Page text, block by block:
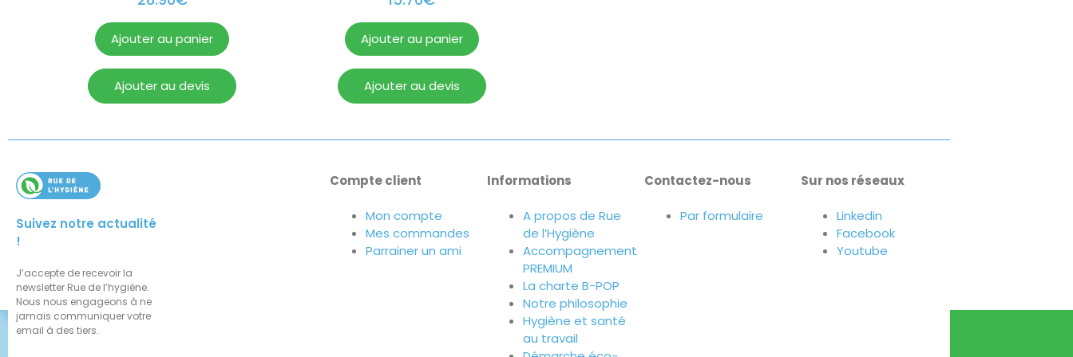
Ajouter au panier
Ajouter au devis
Ajouter au panier
Ajouter au devis
Suivez notre actualité
!
J’accepte de recevoir la
newsletter Rue de l’hygiène.
Nous nous engageons à ne
jamais communiquer votre
email à des tiers.
Compte client
Mon compte
Mes commandes
Parrainer un ami
Informations
A propos de Rue
de l’Hygiène
Accompagnement
PREMIUM
La charte B-POP
Notre philosophie
Hygiène et santé
au travail
Contactez-nous
Par formulaire
Sur nos réseaux
Linkedin
Facebook
Youtube